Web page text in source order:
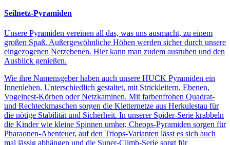
Seilnetz-Pyramiden
Unsere Pyramiden vereinen all das, was uns ausmacht, zu einem
großen Spaß. Außergewöhnliche Höhen werden sicher durch unsere
eingezogenen Netzebenen. Hier kann man zudem ausruhen und den
Ausblick genießen.
Wie ihre Namensgeber haben auch unsere HUCK Pyramiden ein
Innenleben. Unterschiedlich gestaltet, mit Strickleitern, Ebenen,
Vogelnest-Körben oder Netzkaminen. Mit farbenfrohen Quadrat-
und Rechteckmaschen sorgen die Kletternetze aus Herkulestau für
die nötige Stabilität und Sicherheit. In unserer Spider-Serie krabbeln
die Kinder wie kleine Spinnen umher, Cheops-Pyramiden sorgen für
Pharaonen-Abenteuer, auf den Triops-Varianten lässt es sich auch
mal lässig abhängen und die Super-Climb-Serie sorgt für